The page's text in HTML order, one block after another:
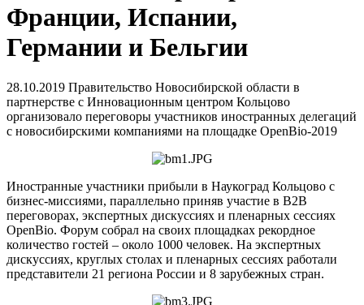
Франции, Испании,
Германии и Бельгии
28.10.2019 Правительство Новосибирской области в
партнерстве с Инновационным центром Кольцово
организовало переговоры участников иностранных делегаций
с новосибирскими компаниями на площадке OpenBio-2019
Иностранные участники прибыли в Наукоград Кольцово с
бизнес-миссиями, параллельно приняв участие в B2B
переговорах, экспертных дискуссиях и пленарных сессиях
OpenBio. Форум собрал на своих площадках рекордное
количество гостей – около 1000 человек. На экспертных
дискуссиях, круглых столах и пленарных сессиях работали
представители 21 региона России и 8 зарубежных стран.